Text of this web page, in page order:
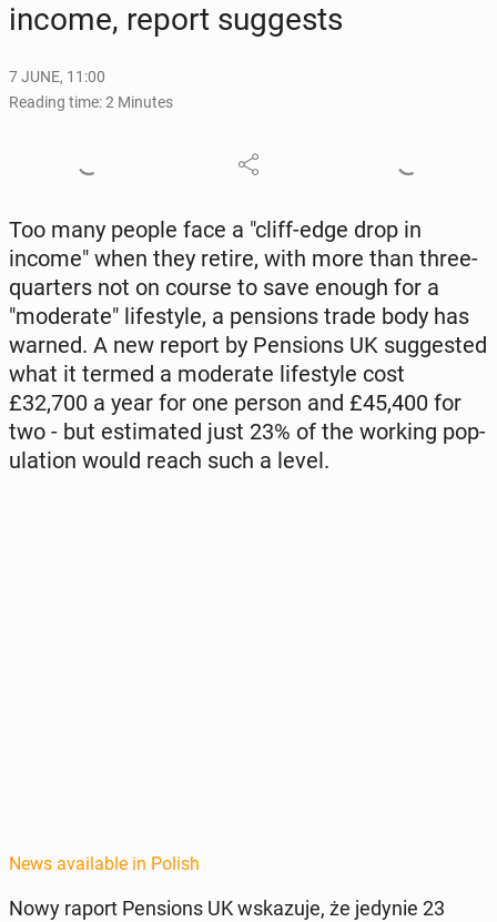
income, report sug­gests
7 JUNE, 11:00
Reading time: 2 Minutes
Too many people face a "cliff-edge drop in
income" when they retire, with more than three-
quar­ters not on course to save enough for a
"mod­er­ate" lifestyle, a pen­sions trade body has
warned. A new report by Pen­sions UK sug­gest­ed
what it termed a mod­er­ate lifestyle cost
£32,700 a year for one person and £45,400 for
two - but es­ti­mat­ed just 23% of the working pop­
u­la­tion would reach such a level.
News available in Polish
Nowy raport Pen­sions UK wskazu­je, że jedynie 23